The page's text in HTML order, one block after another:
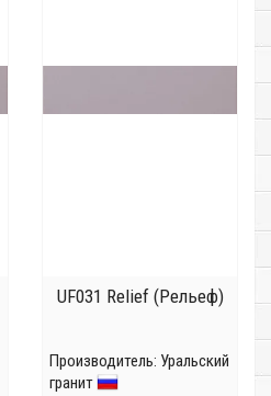
UF031 Relief (Рельеф)
Производитель: Уральский
гранит